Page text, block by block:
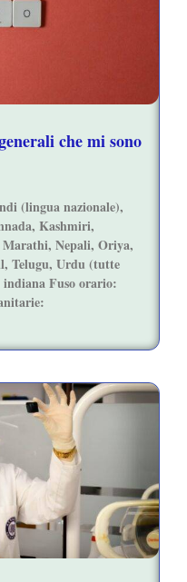
che mi sono
(lingua nazionale),
Kashmiri,
Nepali, Oriya,
Telugu, Urdu (tutte
Fuso orario: